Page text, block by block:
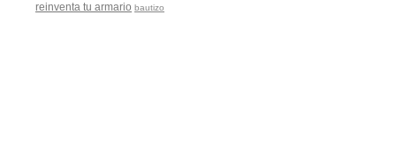
reinventa tu armario bautizo